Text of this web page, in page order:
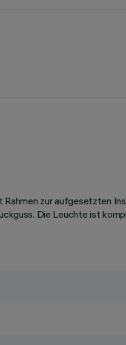
zur aufgesetzten
Die Leuchte ist